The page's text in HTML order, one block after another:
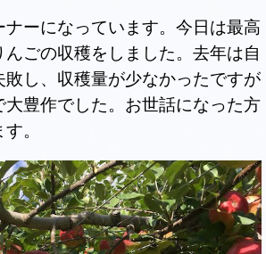
ナーになっています。今日は最高
ごの収穫をしました。去年は自
し、収穫量が少なかったですが
豊作でした。お世話になった方
。